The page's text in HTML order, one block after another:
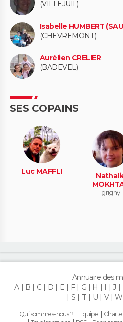
(VILLEJUIF)
Isabelle HUMBERT
(CHEVREMONT)
Aurélien CRELIER
(BADEVEL)
SES COPAINS
Luc MAFFLI
grigny
Annuaire des
A
B C D E F G H I J
S
T U V W
Qui sommes-nous ? Equipe